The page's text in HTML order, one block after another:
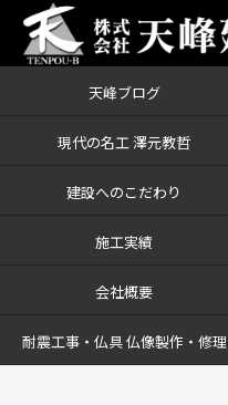
天峰ブログ
現代の名工 澤元教哲
建設へのこだわり
施工実績
会社概要
耐震工事・仏具 仏像製作・修理